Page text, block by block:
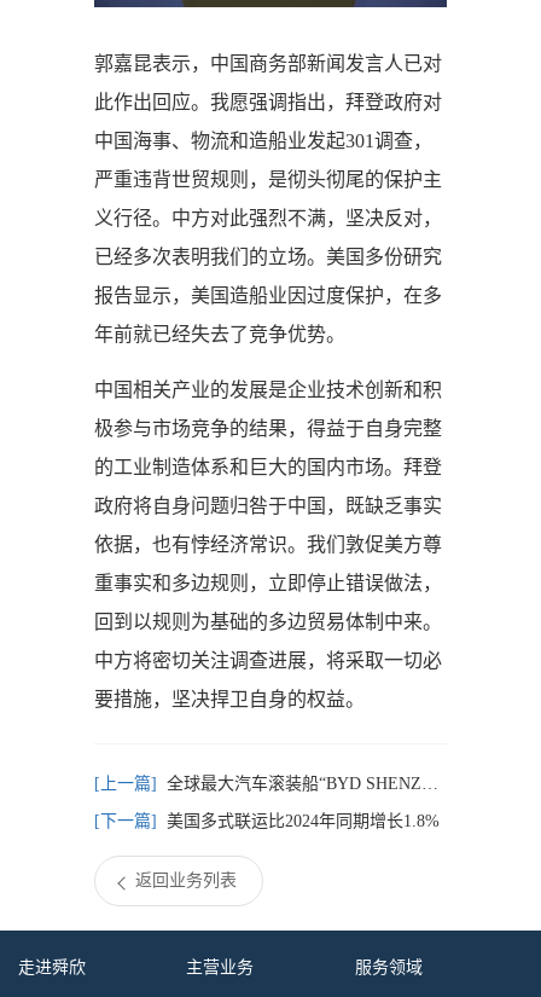
郭嘉昆表示，中国商务部新闻发言人已对
此作出回应。我愿强调指出，拜登政府对
中国海事、物流和造船业发起301调查，
严重违背世贸规则，是彻头彻尾的保护主
义行径。中方对此强烈不满，坚决反对，
已经多次表明我们的立场。美国多份研究
报告显示，美国造船业因过度保护，在多
年前就已经失去了竞争优势。
中国相关产业的发展是企业技术创新和积
极参与市场竞争的结果，得益于自身完整
的工业制造体系和巨大的国内市场。拜登
政府将自身问题归咎于中国，既缺乏事实
依据，也有悖经济常识。我们敦促美方尊
重事实和多边规则，立即停止错误做法，
回到以规则为基础的多边贸易体制中来。
中方将密切关注调查进展，将采取一切必
要措施，坚决捍卫自身的权益。
全球最大汽车滚装船“BYD SHENZHEN”出坞
美国多式联运比2024年同期增长1.8%
返回业务列表
走进舜欣 主营业务 服务领域